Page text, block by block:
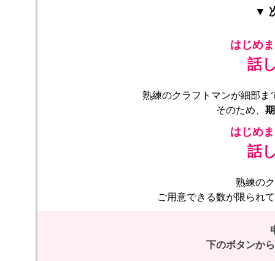
▼
はじめ
話
熟練のクラフトマンが細部ま
そのため、
はじめ
話
熟練の
ご用意できる数が限られ
下のボタンか